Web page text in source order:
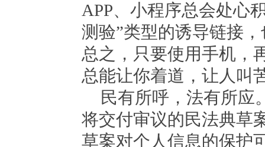
APP、小程序总会处心
测验”类型的诱导链接
总之，只要使用手机，
总能让你着道，让人叫
民有所呼，法有所应
将交付审议的民法典草
草案对个人信息的保护